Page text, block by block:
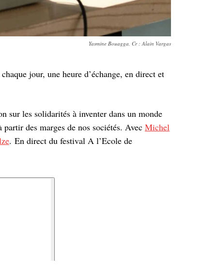
Yasmine Bouagga, Cr : Alain Vargas
jour, une heure d’échange, en direct et
sur les solidarités à inventer dans un monde
des marges de nos sociétés. Avec Michel
. En direct du festival A l’Ecole de